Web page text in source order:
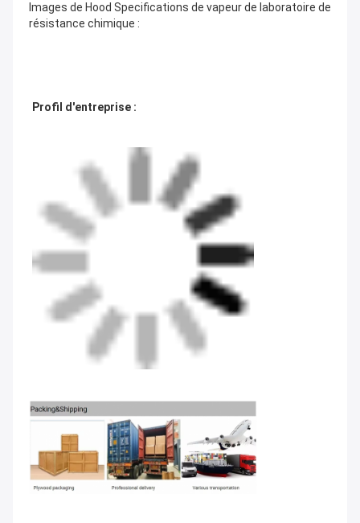
Images de Hood Specifications de vapeur de laboratoire de
résistance chimique :
Profil d'entreprise :